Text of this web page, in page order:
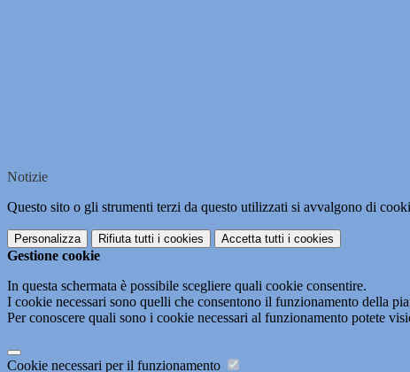
Notizie
Questo sito o gli strumenti terzi da questo utilizzati si avvalgono di
Personalizza Rifiuta tutti i cookies Accetta tutti i cookies
Gestione cookie
In questa schermata è possibile scegliere quali cookie consentire.
I cookie necessari sono quelli che consentono il funzionamento della
Per conoscere quali sono i cookie necessari al funzionamento potete
Cookie necessari per il funzionamento